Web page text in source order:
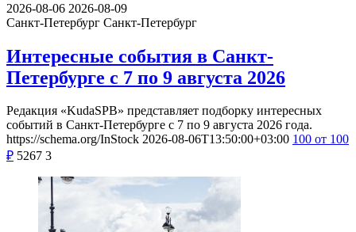
2026-08-06 2026-08-09
Санкт-Петербург Санкт-Петербург
Интересные события в Санкт-
Петербурге с 7 по 9 августа 2026
Редакция «KudaSPB» представляет подборку интересных
событий в Санкт-Петербурге с 7 по 9 августа 2026 года.
https://schema.org/InStock 2026-08-06T13:50:00+03:00 100 от 100
₽ 5267 3